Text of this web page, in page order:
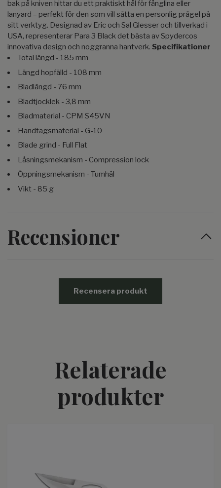
bak på kniven hittar du ett praktiskt hål för fånglina eller
lanyard – perfekt för den som vill sätta en personlig prägel på
sitt verktyg. Designad av Eric och Sal Glesser och tillverkad i
USA, representerar Para 3 Black det bästa av Spydercos
innovativa design och noggranna hantverk. Specifikationer
Total längd - 185 mm
Längd hopfälld - 108 mm
Bladlängd - 76 mm
Bladtjocklek - 3,8 mm
Bladmaterial - CPM S45VN
Handtagsmaterial - G-10
Blade grind - Full Flat
Låsningsmekanism - Compression lock
Öppningsmekanism - Tumhål
Vikt - 85 g
Recensioner
Recensera produkt
Relaterade
produkter